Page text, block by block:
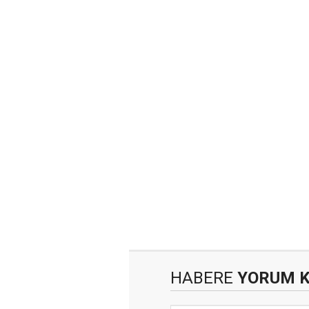
HABERE YORUM